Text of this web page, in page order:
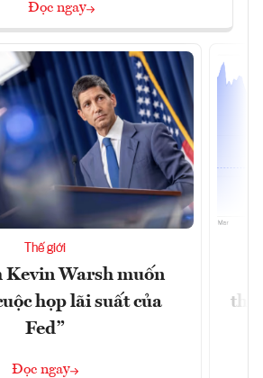
Đọc ngay
Thế giới
Kevin Warsh muốn
họp lãi suất của
Fed”
Đọc ngay